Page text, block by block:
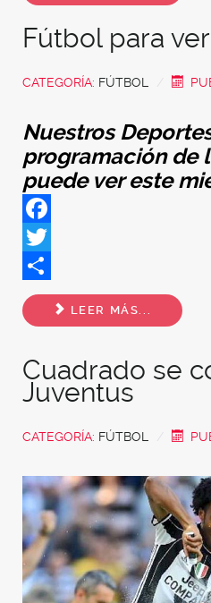
Fútbol para
CATEGORÍA: FÚTBOL
Nuestros
programación de
puede ver este
Facebook
Twitter
Share
LEER MÁS...
Cuadrado se
Juventus
CATEGORÍA: FÚTBOL